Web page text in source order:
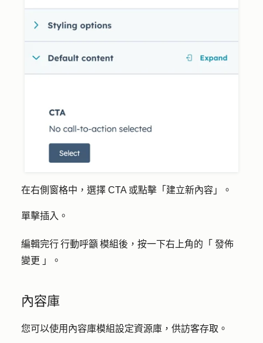
在右側窗格中，選擇 CTA 或點擊「 建立新內容」。
單擊插入 。
編輯完行 行動呼籲 模組後，按一下右上角的「 發佈
變更 」。
內容庫
您可以使用內容庫模組設定資源庫，供訪客存取。